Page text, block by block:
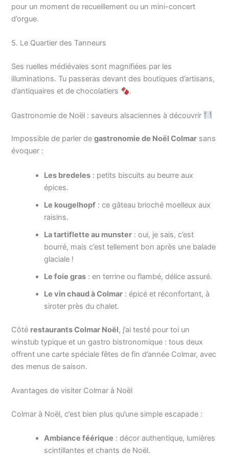
pour un moment de recueillement ou un mini-concert
d’orgue.
5. Le Quartier des Tanneurs
Ses ruelles médiévales sont magnifiées par les
illuminations. Tu passeras devant des boutiques d’artisans,
d’antiquaires et de chocolatiers
.
Gastronomie de Noël : saveurs alsaciennes à découvrir
Impossible de parler degastronomie de Noël Colmar sans
évoquer :
Les bredeles : petits biscuits au beurre aux
épices.
Le kougelhopf : ce gâteau brioché moelleux aux
raisins.
La tartiflette au munster : oui, je sais, c’est
bourré, mais c’est tellement bon après une balade
glaciale !
Le foie gras : en terrine ou flambé, délice assuré.
Le vin chaud à Colmar : épicé et réconfortant, à
siroter près du chalet.
Côté restaurants Colmar Noël, j’ai testé pour toi un
winstub typique et un gastro bistronomique : tous deux
offrent une carte spéciale fêtes de fin d’année Colmar, avec
des menus de saison.
Avantages de visiter Colmar à Noël
Colmar à Noël, c’est bien plus qu’une simple escapade :
Ambiance féérique : décor authentique, lumières
scintillantes et chants de Noël.